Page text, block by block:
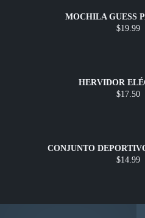
MOCHILA GUESS
$19.99
HERVIDOR
$17.50
CONJUNTO
$14.99